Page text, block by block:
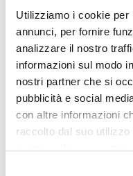
Utilizziamo i cookie per
annunci, per fornire
analizzare il nostro
informazioni sul modo
nostri partner che si
pubblicità e social
con altre informazioni
raccolto dal suo